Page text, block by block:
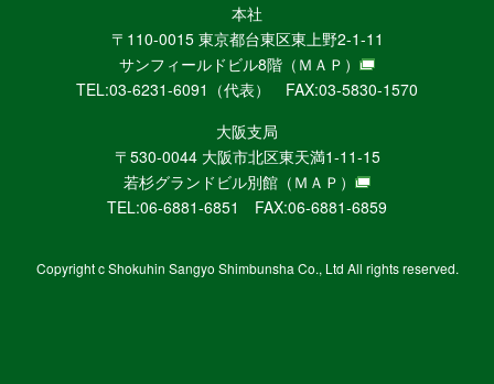
産
業
新
聞
社
ニ
ュ
ー
WEB
本社
〒110-0015 東京都台東区東上野2-1-11
サンフィールドビル8階 （ＭＡＰ）
TEL:03-6231-6091（代表） FAX:03-5830-1570
大阪支局
〒530-0044 大阪市北区東天満1-11-15
若杉グランドビル別館 （ＭＡＰ）
TEL:06-6881-6851 FAX:06-6881-6859
Copyright c Shokuhin Sangyo Shimbunsha Co., Ltd All rights reserved.